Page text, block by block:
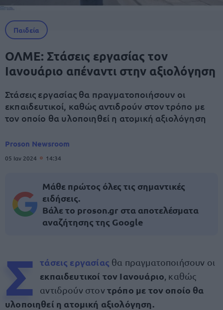
Παιδεία
ΟΛΜΕ: Στάσεις εργασίας τον
Ιανουάριο απέναντι στην αξιολόγηση
Στάσεις εργασίας θα πραγματοποιήσουν οι
εκπαιδευτικοί, καθώς αντιδρούν στον τρόπο με
τον οποίο θα υλοποιηθεί η ατομική αξιολόγηση
Proson Newsroom
05 Ιαν 2024 14:34
Μάθε πρώτος όλες τις σημαντικές
ειδήσεις.
Βάλε το proson.gr στα αποτελέσματα
αναζήτησης της Google
Σ τάσεις εργασίας θα πραγματοποιήσουν οι
εκπαιδευτικοί τον Ιανουάριο , καθώς
αντιδρούν στοντρόπο με τον οποίο θα
υλοποιηθεί η ατομική αξιολόγηση.